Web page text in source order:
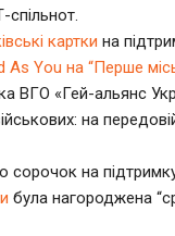
картки на
As You на “Перше
ВГО «Гей-альянс
на
сорочок на
була нагороджена